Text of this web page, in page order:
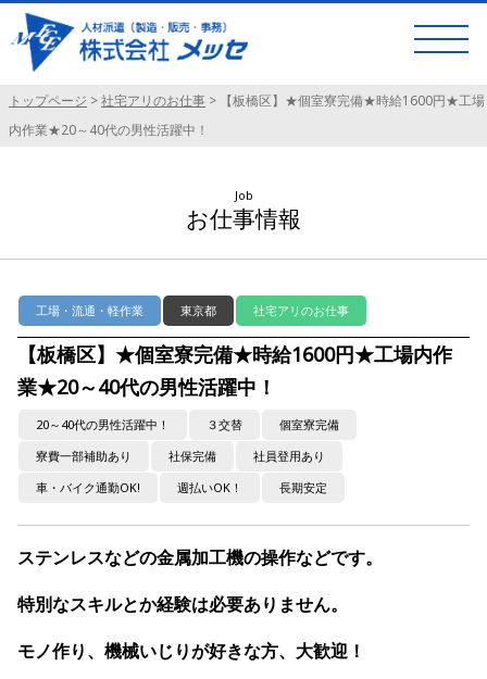
トップページ >社宅アリのお仕事 > 【板橋区】★個室寮完備★時給1600円★工場
内作業★20～40代の男性活躍中！
Job
お仕事情報
工場・流通・軽作業 東京都 社宅アリのお仕事
【板橋区】★個室寮完備★時給1600円★工場内作
業★20～40代の男性活躍中！
20～40代の男性活躍中！ ３交替
個室寮完備
寮費一部補助あり
社保完備
社員登用あり
車・バイク通勤OK!
週払いOK！ 長期安定
ステンレスなどの金属加工機の操作などです。
特別なスキルとか経験は必要ありません。
モノ作り、機械いじりが好きな方、大歓迎！